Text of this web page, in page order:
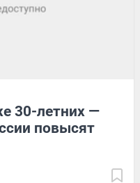
30-летних —
повысят